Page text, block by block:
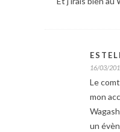
16/03/
Le
mon
un